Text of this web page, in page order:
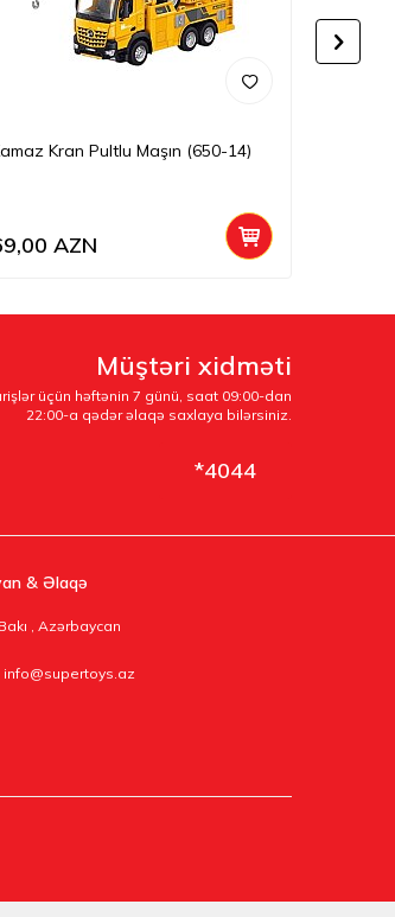
Kran Pultlu Maşın (650-14)
AZN
Müştəri xidməti
üçün həftənin 7 günü, saat 09:00-dan
22:00-a qədər əlaqə saxlaya bilərsiniz.
*4044
& Əlaqə
Bakı , Azərbaycan
info@supertoys.az